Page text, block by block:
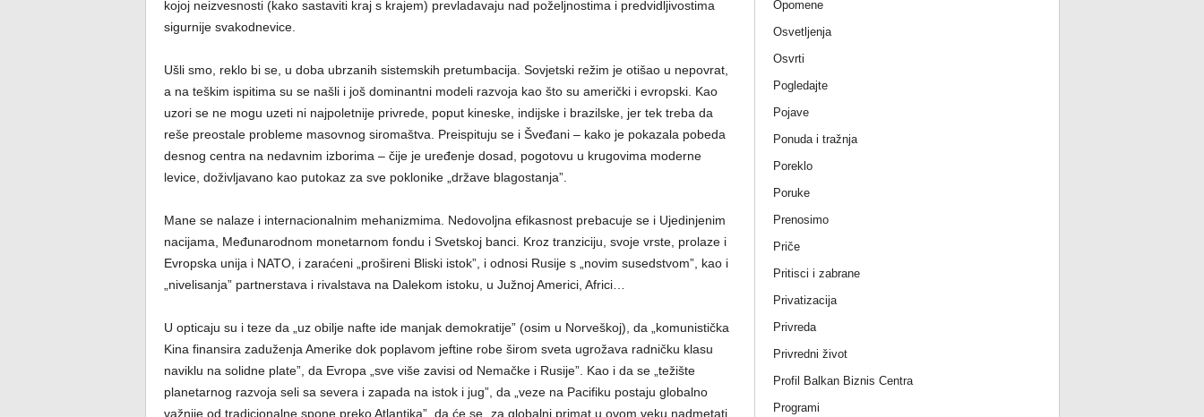
kojoj neizvesnosti (kako sastaviti kraj s krajem) prevladavaju nad poželjnostima i predvidljivostima
sigurnije svakodnevice.
Ušli smo, reklo bi se, u doba ubrzanih sistemskih pretumbacija. Sovjetski režim je otišao u nepovrat,
a na teškim ispitima su se našli i još dominantni modeli razvoja kao što su američki i evropski. Kao
uzori se ne mogu uzeti ni najpoletnije privrede, poput kineske, indijske i brazilske, jer tek treba da
reše preostale probleme masovnog siromaštva. Preispituju se i Šveđani – kako je pokazala pobeda
desnog centra na nedavnim izborima – čije je uređenje dosad, pogotovu u krugovima moderne
levice, doživljavano kao putokaz za sve poklonike „države blagostanja”.
Mane se nalaze i internacionalnim mehanizmima. Nedovoljna efikasnost prebacuje se i Ujedinjenim
nacijama, Međunarodnom monetarnom fondu i Svetskoj banci. Kroz tranziciju, svoje vrste, prolaze i
Evropska unija i NATO, i zaraćeni „prošireni Bliski istok”, i odnosi Rusije s „novim susedstvom”, kao i
„nivelisanja” partnerstava i rivalstava na Dalekom istoku, u Južnoj Americi, Africi…
U opticaju su i teze da „uz obilje nafte ide manjak demokratije” (osim u Norveškoj), da „komunistička
Kina finansira zaduženja Amerike dok poplavom jeftine robe širom sveta ugrožava radničku klasu
naviklu na solidne plate”, da Evropa „sve više zavisi od Nemačke i Rusije”. Kao i da se „težište
planetarnog razvoja seli sa severa i zapada na istok i jug”, da „veze na Pacifiku postaju globalno
važnije od tradicionalne spone preko Atlantika”, da će se „za globalni primat u ovom veku nadmetati
Opomene
Osvetljenja
Osvrti
Pogledajte
Pojave
Ponuda i tražnja
Poreklo
Poruke
Prenosimo
Priče
Pritisci i zabrane
Privatizacija
Privreda
Privredni život
Profil Balkan Biznis Centra
Programi